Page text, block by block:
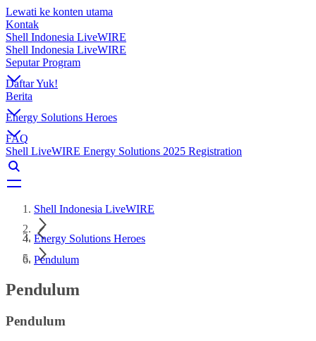
Lewati ke konten utama
Kontak
Shell Indonesia LiveWIRE
Shell Indonesia LiveWIRE
Seputar Program
Daftar Yuk!
Berita
Energy Solutions Heroes
FAQ
Shell LiveWIRE Energy Solutions 2025 Registration
Shell Indonesia LiveWIRE
Energy Solutions Heroes
Pendulum
Pendulum
Pendulum